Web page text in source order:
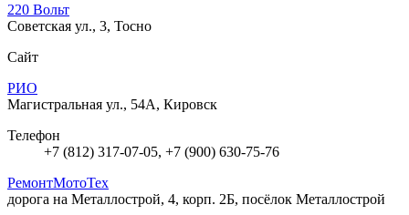
220 Вольт
Советская ул., 3, Тосно
Сайт
РИО
Магистральная ул., 54А, Кировск
Телефон
+7 (812) 317-07-05, +7 (900) 630-75-76
РемонтМотоТех
дорога на Металлострой, 4, корп. 2Б, посёлок Металлострой